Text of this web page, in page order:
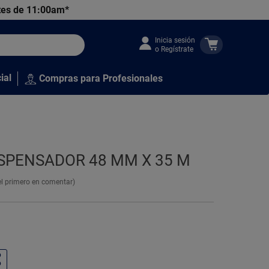
de 11:00am*
Inicia sesión
o Regístrate
Compras para Profesionales
48 MM X 35 M
primero en comentar)